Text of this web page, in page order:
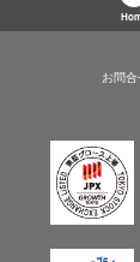
お問合